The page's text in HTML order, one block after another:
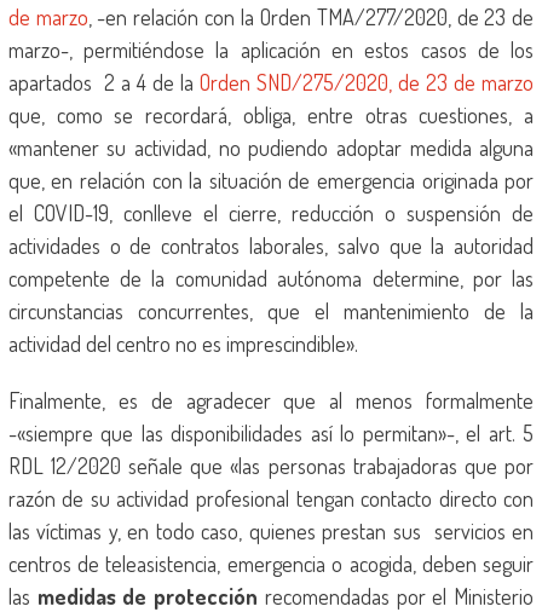
de marzo, -en relación con la Orden TMA/277/2020, de 23 de
marzo-, permitiéndose la aplicación en estos casos de los
apartados 2 a 4 de laOrden SND/275/2020, de 23 de marzo
que, como se recordará, obliga, entre otras cuestiones, a
«mantener su actividad, no pudiendo adoptar medida alguna
que, en relación con la situación de emergencia originada por
el COVID-19, conlleve el cierre, reducción o suspensión de
actividades o de contratos laborales, salvo que la autoridad
competente de la comunidad autónoma determine, por las
circunstancias concurrentes, que el mantenimiento de la
actividad del centro no es imprescindible».
Finalmente, es de agradecer que al menos formalmente
-«siempre que las disponibilidades así lo permitan»-, el art. 5
RDL 12/2020 señale que «las personas trabajadoras que por
razón de su actividad profesional tengan contacto directo con
las víctimas y, en todo caso, quienes prestan sus servicios en
centros de teleasistencia, emergencia o acogida, deben seguir
las medidas de protección recomendadas por el Ministerio